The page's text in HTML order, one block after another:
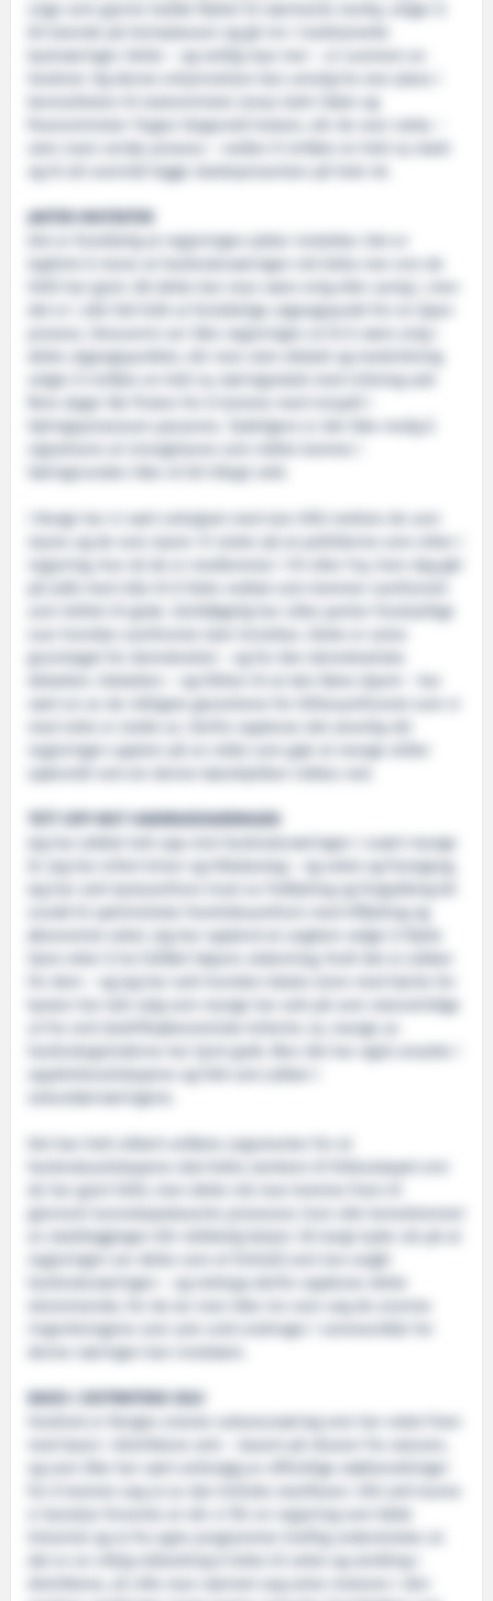
unge som gjerne hadde flyttet til nærmeste storby, velger å
bli boende på heimplassen og gå inn i tradisjonelle
kystnæringer. Dette – og veldig mye mer – er summen av
finansminister Trygve Slagsvold Vedum, når de over natta –
og til alt overmål legge skatteprosenten på hele 40.
JAKTER INNTEKTER
Det er forståelig at regjeringen jakter inntekter. Det er
legitimt å mene at havbruksnæringen må bidra mer enn de
hittil har gjort. Alt dette kan man være enig eller uenig i, men
det er i alle fall fullt ut forståelige utgangspunkt for en åpen
prosess. Dessverre ser ikke regjeringen ut til å være enig i
dette utgangspunktet, når man uten debatt og medvirkning
velger å innføre en helt ny næringsskatt med virkning satt
flere dager før fristen for å komme med innspill i
høringsprosessen passeres. Tydeligere er det ikke mulig å
signalisere at innsigelsene som måtte komme i
høringsrunden ikke vil bli tillagt vekt.
I Norge har vi vært velsignet med stor tillit mellom de som
styres og de som styrer. Vi stoler på at politikerne som sitter i
regjering, hva nå de er medlemmer i SV eller Frp, hver dag går
som helhet til gode. Selvfølgelig har ulike partier forskjellige
grunnlaget for demokratiet – og for den demokratiske
vært en av de viktigste garantiene for tillitssamfunnet som vi
med rette er stolte av. Derfor oppleves det alvorlig når
regjeringen opptrer på en måte som gjør at mange stiller
spørsmål ved om denne bærebjelken rokkes ved.
TETT OPP MOT HAVBRUKSNÆRINGEN
Jeg har jobbet tett opp mot havbruksnæringen i svært mange
år. Jeg har erfart kriser og tilbakeslag – og vekst og framgang.
Jeg har sett kystsamfunn truet av fraflytting og forgubbing bli
snudd til optimistiske framtidssamfunn med tilflytting og
økonomisk vekst. Jeg har opplevd at ungdom velger å flytte
hjem etter å ha fullført høyere utdanning, fordi det er jobber
for dem – og jeg har sett hvordan lokale eiere med hjerte for
kysten har tatt valg som mange har sett på som naturstridige
ut fra rent bedriftsøkonomiske kriterier. Ja, mange av
havbruksgründerne har tjent godt. Men det har også ansatte i
oppdrettsselskapene og folk som jobber i
sekundærnæringene.
Det kan helt sikkert anføres argumenter for at
havbruksselskapene skal bidra sterkere til fellesskapet enn
gjennom kunnskapsbaserte prosesser, hvor alle konsekvenser
av skattleggingen blir skikkelig belyst. Så langt tyder alt på at
regjeringen ser dette som et forhold som kun angår
havbruksnæringen – og nettopp derfor oppleves dette
skremmende, for da tar man ikke inn over seg de enorme
ringvirkningene som selv små endringer i rammevilkår for
denne næringen kan innebære.
BASIS I DISTRIKTENE SELV
Havbruk er Norges eneste suksessnæring som har vokst fram
og som ikke har vært avhengig av offentlige støtteordninger
for å komme seg ut av den kritiske startfasen. Slik sett kunne
vi kanskje forvente at når vi får en regjering som både
historisk og ut fra egne programmer kraftig understreker at
distriktene, så ville man nærmet seg selve motoren i den